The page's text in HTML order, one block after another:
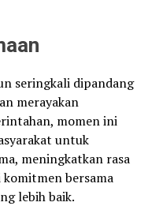
seringkali dipandang
merayakan
momen ini
untuk
meningkatkan rasa
bersama
lebih baik.